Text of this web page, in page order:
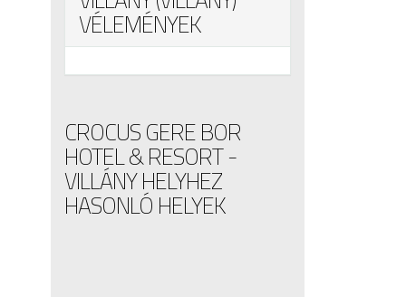
VÉLEMÉNYEK
CROCUS GERE BOR
HOTEL & RESORT -
VILLÁNY HELYHEZ
HASONLÓ HELYEK